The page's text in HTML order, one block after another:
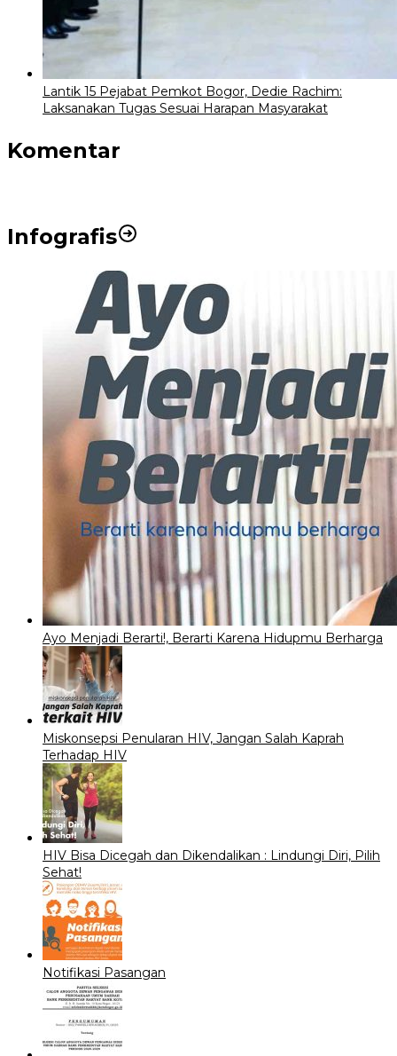
Lantik 15 Pejabat Pemkot Bogor, Dedie Rachim:
Laksanakan Tugas Sesuai Harapan Masyarakat
Komentar
Infografis
Ayo Menjadi Berarti!, Berarti Karena Hidupmu Berharga
Miskonsepsi Penularan HIV, Jangan Salah Kaprah
Terhadap HIV
HIV Bisa Dicegah dan Dikendalikan : Lindungi Diri, Pilih
Sehat!
Notifikasi Pasangan